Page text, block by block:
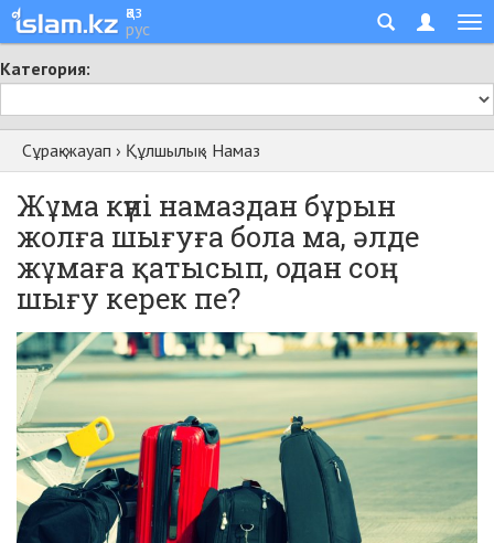
қаз
рус
Категория:
Сұрақ-жауап › Құлшылық› Намаз
Жұма күні намаздан бұрын
жолға шығуға бола ма, әлде
жұмаға қатысып, одан соң
шығу керек пе?